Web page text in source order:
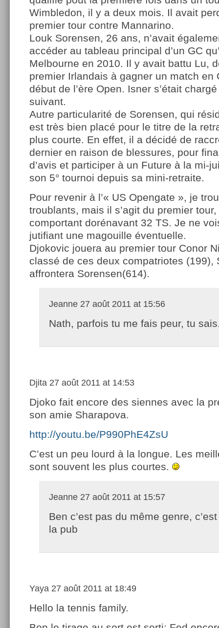
Wimbledon, il y a deux mois. Il avait
premier tour contre Mannarino.
Louk Sorensen, 26 ans, n’avait
accéder au tableau principal d’un GC
Melbourne en 2010. Il y avait battu Lu,
premier Irlandais à gagner un match en
début de l’ère Open. Isner s’était
suivant.
Autre particularité de Sorensen, qui
est très bien placé pour le titre de la
plus courte. En effet, il a décidé de
dernier en raison de blessures, pour
d’avis et participer à un Future à la mi-
son 5° tournoi depuis sa mini-retraite.
Pour revenir à l’« US Opengate », je
troublants, mais il s’agit du premier
comportant dorénavant 32 TS. Je ne
jutifiant une magouille éventuelle.
Djokovic jouera au premier tour Conor
classé de ces deux compatriotes (199),
affrontera Sorensen(614).
Jeanne 27 août 2011 at 15:56
Nath, parfois tu me fais peur, tu
Djita 27 août 2011 at 14:53
Djoko fait encore des siennes avec la
son amie Sharapova.
http://youtu.be/P990PhE4ZsU
C’est un peu lourd à la longue. Les
sont souvent les plus courtes.
Jeanne 27 août 2011 at 15:57
Ben c’est pas du même genre,
la pub
Yaya 27 août 2011 at 18:49
Hello la tennis family.